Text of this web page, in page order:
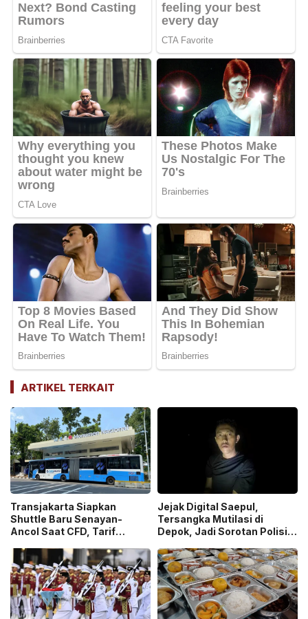
ARTIKEL TERKAIT
Transjakarta Siapkan
Shuttle Baru Senayan-
Ancol Saat CFD, Tarif
Jejak Digital Saepul,
Tersangka Mutilasi di
Depok, Jadi Sorotan Polisi